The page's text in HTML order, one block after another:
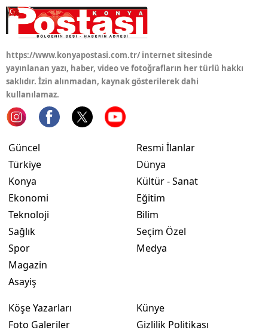
https://www.konyapostasi.com.tr/ internet sitesinde
yayınlanan yazı, haber, video ve fotoğrafların her türlü hakkı
saklıdır. İzin alınmadan, kaynak gösterilerek dahi
kullanılamaz.
Güncel
Türkiye
Konya
Ekonomi
Teknoloji
Sağlık
Spor
Magazin
Asayiş
Resmi İlanlar
Dünya
Kültür - Sanat
Eğitim
Bilim
Seçim Özel
Medya
Köşe Yazarları
Foto Galeriler
Künye
Gizlilik Politikası